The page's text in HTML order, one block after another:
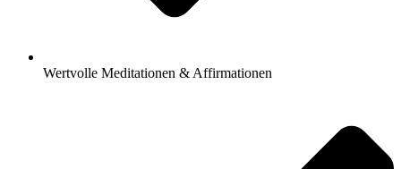
Wertvolle Meditationen & Affirmationen